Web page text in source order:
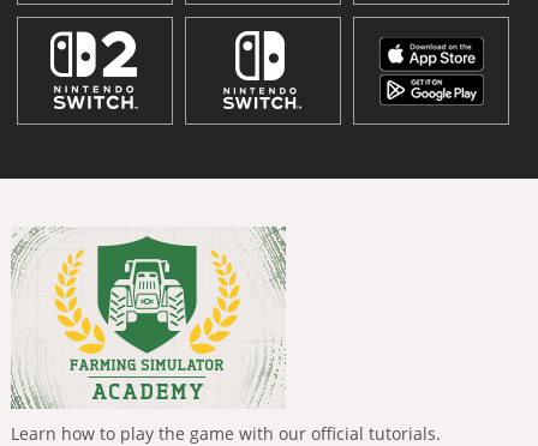
Learn how to play the game with our official tutorials.